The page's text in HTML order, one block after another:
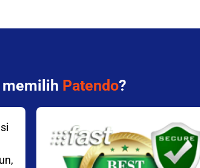
memilih Patendo?